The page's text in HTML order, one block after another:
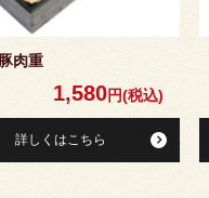
肉重
1,580 円(税込)
詳しくはこちら